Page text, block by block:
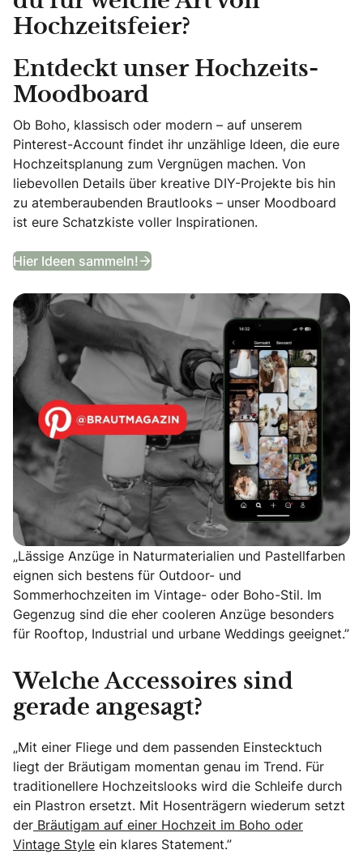
Hochzeitsfeier?
Entdeckt unser Hochzeits-
Moodboard
Ob Boho, klassisch oder modern – auf unserem
Pinterest-Account findet ihr unzählige Ideen, die eure
Hochzeitsplanung zum Vergnügen machen. Von
liebevollen Details über kreative DIY-Projekte bis hin
zu atemberaubenden Brautlooks – unser Moodboard
ist eure Schatzkiste voller Inspirationen.
Hier Ideen sammeln! Entdeckt unser Hochzeits-
„Lässige Anzüge in Naturmaterialien und Pastellfarben
eignen sich bestens für Outdoor- und
Sommerhochzeiten im Vintage- oder Boho-Stil. Im
Gegenzug sind die eher cooleren Anzüge besonders
für Rooftop, Industrial und urbane Weddings geeignet.”
Welche Accessoires sind
gerade angesagt?
„Mit einer Fliege und dem passenden Einstecktuch
liegt der Bräutigam momentan genau im Trend. Für
traditionellere Hochzeitslooks wird die Schleife durch
ein Plastron ersetzt. Mit Hosenträgern wiederum setzt
der Bräutigam auf einer Hochzeit im Boho oder
Vintage Style ein klares Statement.”